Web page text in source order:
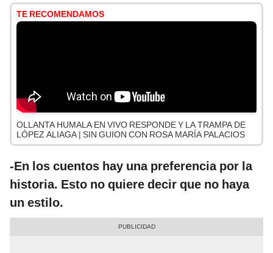
TE RECOMENDAMOS
OLLANTA HUMALA EN VIVO RESPONDE Y LA TRAMPA DE
LÓPEZ ALIAGA | SIN GUION CON ROSA MARÍA PALACIOS
-En los cuentos hay una preferencia por la
historia. Esto no quiere decir que no haya
un estilo.